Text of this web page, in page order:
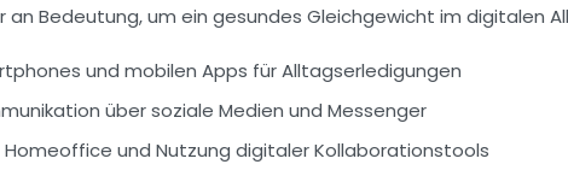
Bedeutung, um ein gesundes Gleichgewicht im digitalen
und mobilen Apps für Alltagserledigungen
über soziale Medien und Messenger
und Nutzung digitaler Kollaborationstools